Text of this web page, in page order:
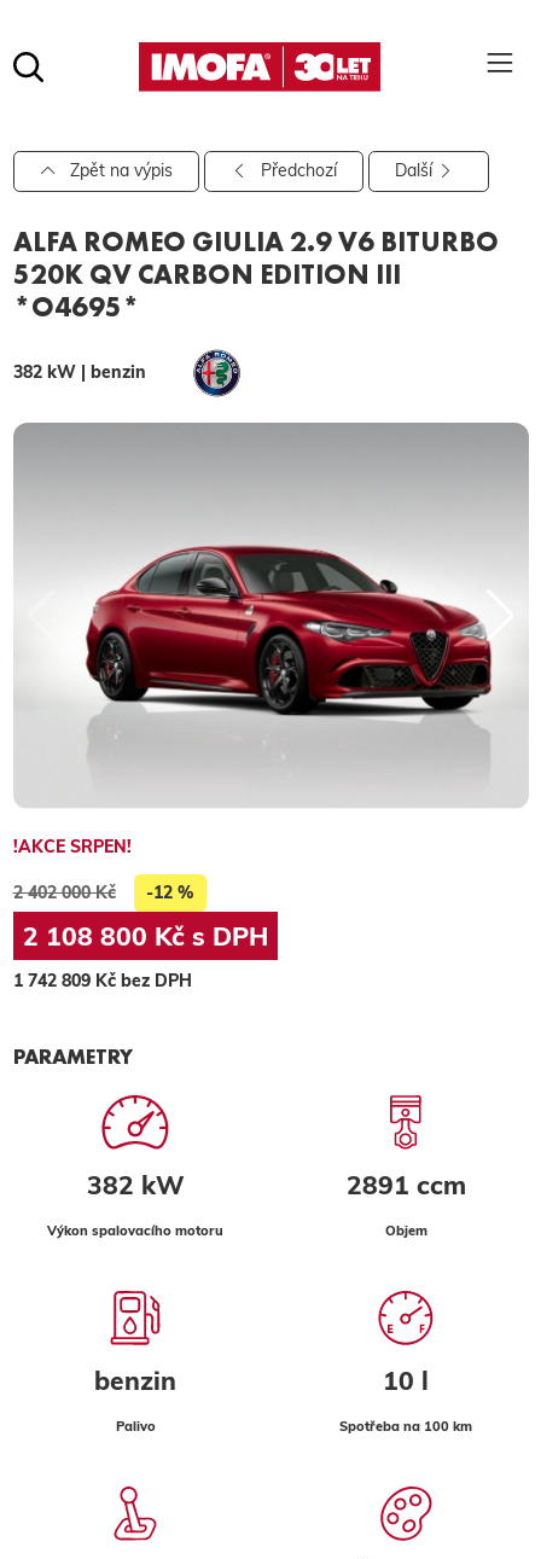
hledat
Pro vyhledávání zadejte alespoň 3 znaky.
Zpět na výpis Předchozí Další
ALFA ROMEO GIULIA 2.9 V6 BITURBO
520K QV CARBON EDITION III
*O4695*
382 kW | benzin
!AKCE SRPEN!
2 402 000 Kč -12 %
2 108 800 Kč s DPH
1 742 809 Kč bez DPH
PARAMETRY
382 kW
Výkon spalovacího motoru
2891 ccm
Objem
benzin
Palivo
10 l
Spotřeba na 100 km